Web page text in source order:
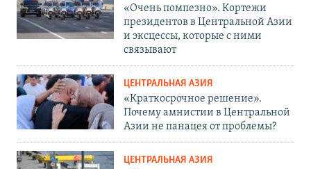
«Очень помпезно». Кортежи
президентов в Центральной Азии
и эксцессы, которые с ними
связывают
ЦЕНТРАЛЬНАЯ АЗИЯ
«Краткосрочное решение».
Почему амнистии в Центральной
Азии не панацея от проблемы?
ЦЕНТРАЛЬНАЯ АЗИЯ